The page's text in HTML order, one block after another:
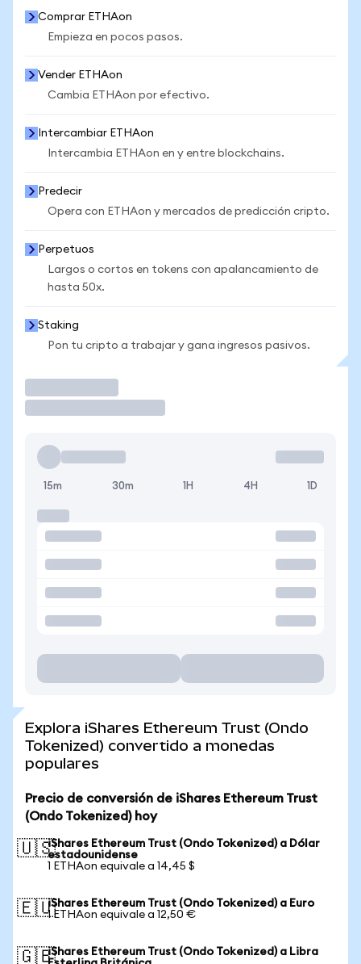
Comprar ETHAon
Empieza en pocos pasos.
Vender ETHAon
Cambia ETHAon por efectivo.
Intercambiar ETHAon
Intercambia ETHAon en y entre blockchains.
Predecir
Opera con ETHAon y mercados de predicción cripto.
Perpetuos
Largos o cortos en tokens con apalancamiento de
hasta 50x.
Staking
Pon tu cripto a trabajar y gana ingresos pasivos.
15m 30m 1H 4H 1D
Explora iShares Ethereum Trust (Ondo
Tokenized) convertido a monedas
populares
Precio de conversión de iShares Ethereum Trust
(Ondo Tokenized) hoy
🇺🇸iShares Ethereum Trust (Ondo Tokenized) a Dólar
estadounidense
1 ETHAon equivale a 14,45 $
🇪🇺iShares Ethereum Trust (Ondo Tokenized) a Euro
1 ETHAon equivale a 12,50 €
🇬🇧iShares Ethereum Trust (Ondo Tokenized) a Libra